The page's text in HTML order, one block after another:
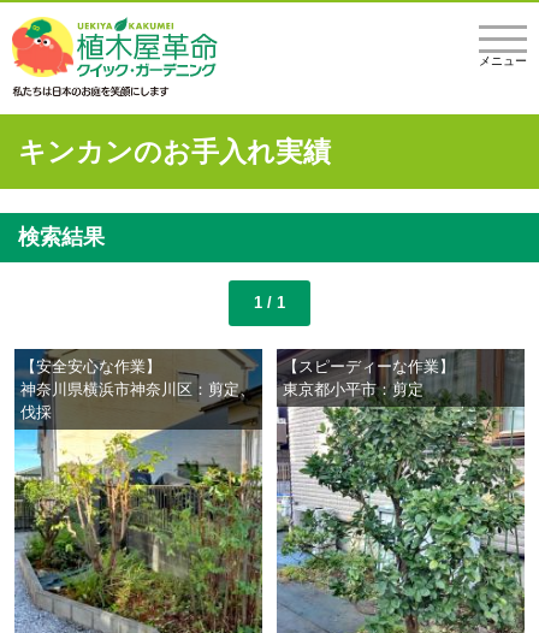
メニュー
キンカンのお手入れ実績
検索結果
1 / 1
【安全安心な作業】
神奈川県横浜市神奈川区：剪定、
伐採
【スピーディーな作業】
東京都小平市：剪定